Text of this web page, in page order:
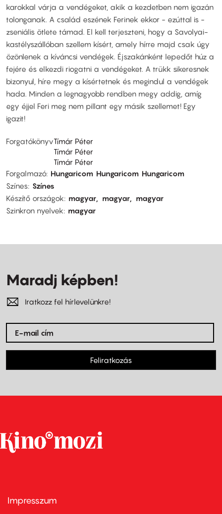
karokkal várja a vendégeket, akik a kezdetben nem igazán
tolonganak. A család eszének Ferinek ekkor - ezúttal is -
zseniális ötlete támad. El kell terjeszteni, hogy a Savolyai-
kastélyszállóban szellem kísért, amely hírre majd csak úgy
özönlenek a kíváncsi vendégek. Éjszakánként lepedőt húz a
fejére és elkezdi riogatni a vendégeket. A trükk sikeresnek
bizonyul, híre megy a kísértetnek és megindul a vendégek
hada. Minden a legnagyobb rendben megy addig, amíg
egy éjjel Feri meg nem pillant egy másik szellemet! Egy
igazit!
ForgatókönyvTímár Péter
Tímár Péter
Tímár Péter
Forgalmazó Hungaricom Hungaricom Hungaricom
Színes Színes
Készítő országok
magyar magyar
magyar
Szinkron nyelvek
magyar
Maradj képben!
Iratkozz fel hírlevelünkre!
Feliratkozás
Footer
Impresszum